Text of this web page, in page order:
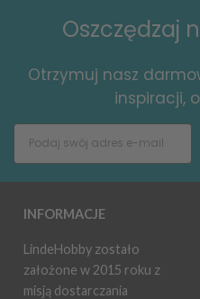
Oszczędzaj
Otrzymuj nasz
inspiracji,
INFORMACJE
LindeHobby zostało
założone w 2015 roku z
misją dostarczania